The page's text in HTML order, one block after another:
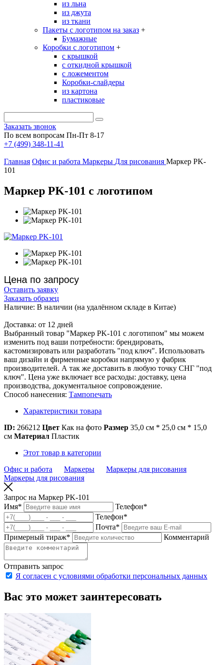
из льна
из джута
из ткани
Пакеты с логотипом на заказ +
Бумажные
Коробки с логотипом +
с крышкой
с откидной крышкой
с ложементом
Коробки-слайдеры
из картона
пластиковые
Заказать звонок
По всем вопросам Пн-Пт 8-17
+7 (499) 348-11-41
Главная Офис и работа Маркеры Для рисования Маркер PK-
101
Маркер PK-101 с логотипом
Цена по запросу
Оставить заявку
Заказать образец
Наличие: В наличии (на удалённом складе в Китае)
Доставка: от 12 дней
Выбранный товар "Маркер PK-101 с логотипом" мы можем
изменить под ваши потребности: брендировать,
кастомизировать или разработать "под ключ". Использовать
ваш дизайн и фирменные коробки напрямую у фабрик
производителей. А так же доставить в любую точку СНГ "под
ключ". Цена уже включает все расходы: доставку, цена
производства, документальное сопровождение.
Способ нанесения: Тампопечать
Характеристики товара
ID: 266212 Цвет Как на фото Размер 35,0 см * 25,0 см * 15,0
см Материал Пластик
Этот товар в категории
Офис и работа
Маркеры
Маркеры для рисования
Маркеры для рисования
Запрос на Маркер PK-101
Имя* Телефон*
Телефон*
Почта*
Примерный тираж* Комментарий
Отправить запрос
Я согласен с условиями обработки персональных данных
Вас это может заинтересовать